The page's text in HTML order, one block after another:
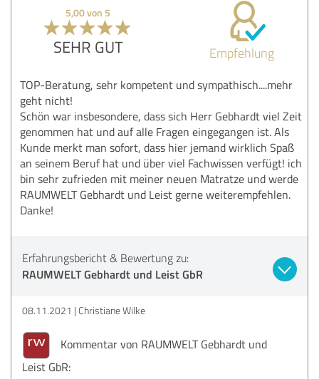
5,00 von 5
SEHR GUT Empfehlung
TOP-Beratung, sehr kompetent und sympathisch....mehr
geht nicht!
Schön war insbesondere, dass sich Herr Gebhardt viel Zeit
genommen hat und auf alle Fragen eingegangen ist. Als
Kunde merkt man sofort, dass hier jemand wirklich Spaß
an seinem Beruf hat und über viel Fachwissen verfügt! ich
bin sehr zufrieden mit meiner neuen Matratze und werde
RAUMWELT Gebhardt und Leist gerne weiterempfehlen.
Danke!
Erfahrungsbericht & Bewertung zu:
RAUMWELT Gebhardt und Leist GbR
08.11.2021 Christiane Wilke
Kommentar von RAUMWELT Gebhardt und
Leist GbR: